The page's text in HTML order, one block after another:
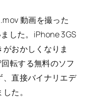
動画を撮った
した。iPhone 3GS
おかしくなりま
転する無料のソフ
、直接バイナリエデ
た。